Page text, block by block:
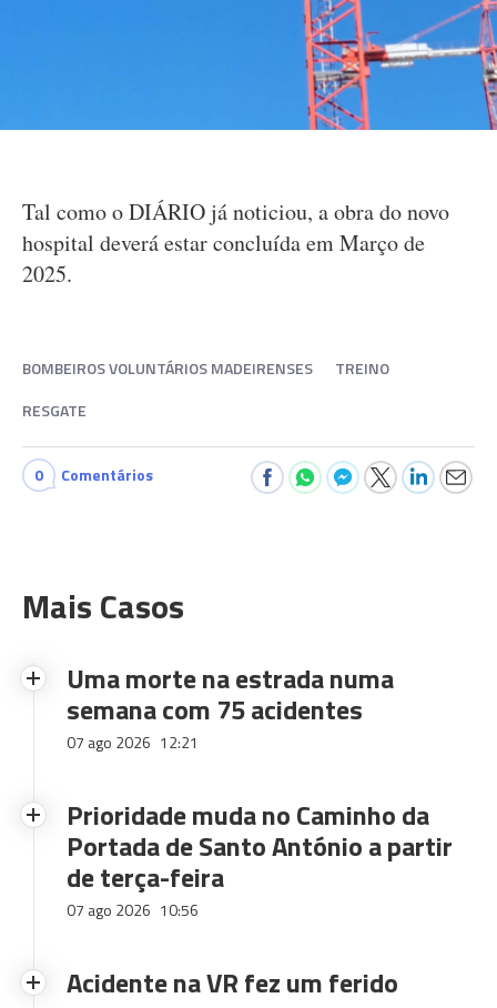
Tal como o DIÁRIO já noticiou, a obra do novo
hospital deverá estar concluída em Março de
2025.
BOMBEIROS VOLUNTÁRIOS MADEIRENSES
TREINO
RESGATE
0 Comentários
Mais Casos
Uma morte na estrada numa
semana com 75 acidentes
07 ago 2026 12:21
Prioridade muda no Caminho da
Portada de Santo António a partir
de terça-feira
07 ago 2026 10:56
Acidente na VR fez um ferido